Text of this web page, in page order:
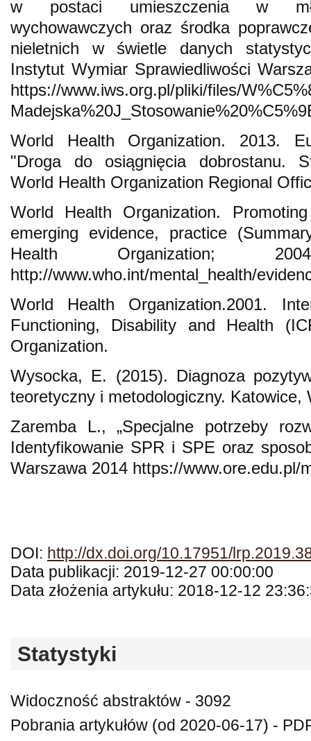
w postaci umieszczenia w
wychowawczych oraz środka
nieletnich w świetle danych
Instytut Wymiar Sprawiedliwości
https://www.iws.org.pl/pliki/files/
World Health Organization. 2013.
"Droga do osiągnięcia dobrostanu.
World Health Organization Regional
World Health Organization.
emerging evidence, practice
Health Organization;
http://www.who.int/mental_health/
World Health Organization.2001.
Functioning, Disability and Health
Organization.
Wysocka, E. (2015). Diagnoza
teoretyczny i metodologiczny. Katowice,
Zaremba L., „Specjalne potrzeby
Identyfikowanie SPR i SPE oraz
Warszawa 2014 https://www.ore.edu.pl/
DOI: http://dx.doi.org/10.17951/
Data publikacji: 2019-12-27 00:00:00
Data złożenia artykułu: 2018-12-12
Statystyki
Widoczność abstraktów - 3092
Pobrania artykułów (od 2020-06-17) -